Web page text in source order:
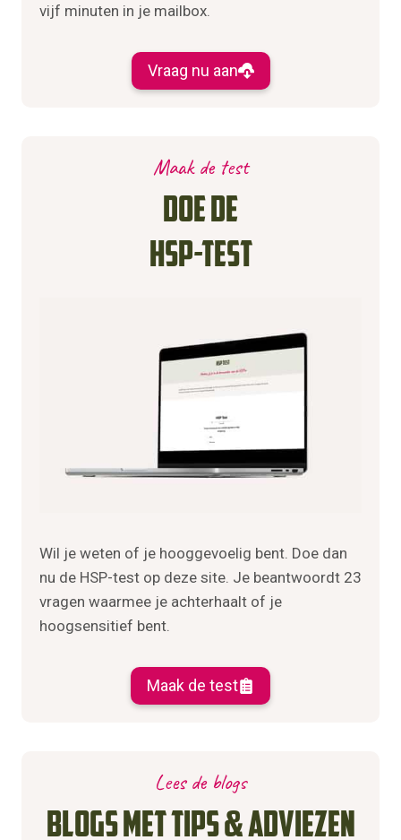
vijf minuten in je mailbox.
Vraag nu aan
Maak de test
Doe de
HSP-Test
Wil je weten of je hooggevoelig bent. Doe dan
nu de HSP-test op deze site. Je beantwoordt 23
vragen waarmee je achterhaalt of je
hoogsensitief bent.
Maak de test
Lees de blogs
Blogs met tips & adviezen